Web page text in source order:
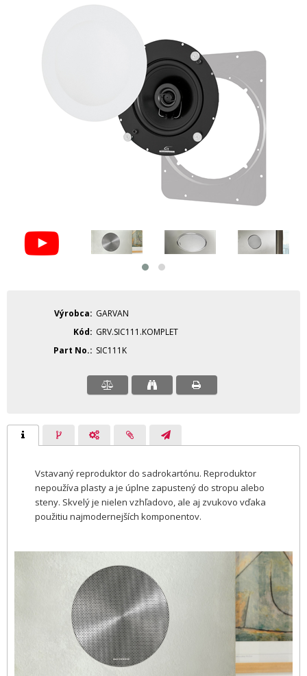
Výrobca
GARVAN
Kód
GRV.SIC111.KOMPLET
Part No.
SIC111K
Vstavaný reproduktor do sadrokartónu. Reproduktor
nepoužíva plasty a je úplne zapustený do stropu alebo
steny. Skvelý je nielen vzhľadovo, ale aj zvukovo vďaka
použitiu najmodernejších komponentov.